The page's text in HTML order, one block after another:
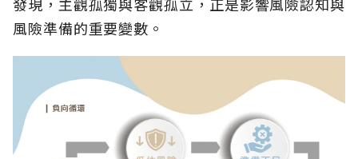
發現，主觀孤獨與客觀孤立，正是影響風險認知與
風險準備的重要變數。